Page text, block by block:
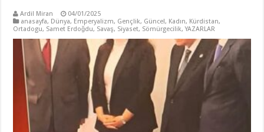
Ardil Miran
04/01/2025
anasayfa, Dünya, Emperyalizm, Gençlik, Güncel, Kadın, Kürdistan,
Ortadogu, Samet Erdoğdu, Savaş, Siyaset, Sömürgecilik,YAZARLAR